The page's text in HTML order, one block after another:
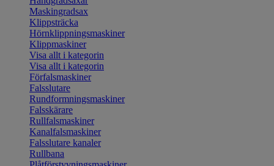
Maskingradsax
Klippsträcka
Hörnklippningsmaskiner
Klippmaskiner
Visa allt i kategorin
Visa allt i kategorin
Förfalsmaskiner
Falsslutare
Rundformningsmaskiner
Falsskärare
Rullfalsmaskiner
Kanalfalsmaskiner
Falsslutare kanaler
Rullbana